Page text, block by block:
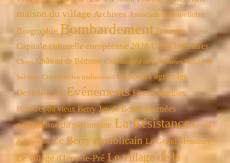
maison du village Archives Association chapelloise
Biographie Bombardement Bourges
Capitale culturelle européenne 2028 Cafés littéraires
Chant Château de Béthune Communauté de Communes Sauldre &
Sologne Concours/Jeu traditionnel Concours agricoles
Dentelle
Eglise Evénements Fêtes religieuses
Histoires du vieux Berry Jeu de Bordé Journées
européenne du patrimoine La Résistance La voix
du Sancerrois Le Berry républicain Le Grand Meaulnes
Le village d'Ivoy-le-Pré Le village de la